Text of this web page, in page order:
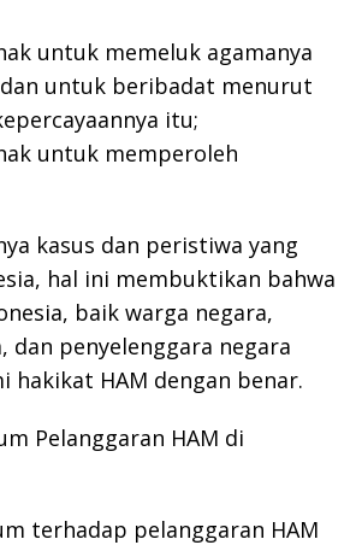
untuk memeluk agamanya
untuk beribadat menurut
itu;
untuk memperoleh
kasus dan peristiwa yang
hal ini membuktikan bahwa
baik warga negara,
dan penyelenggara negara
hakikat HAM dengan benar.
Pelanggaran HAM di
terhadap pelanggaran HAM